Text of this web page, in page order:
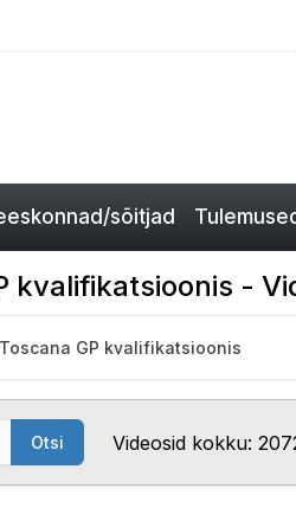
sõitjad
kvalifikatsioonis -
GP kvalifikatsioonis
Otsi Videosid kokku: